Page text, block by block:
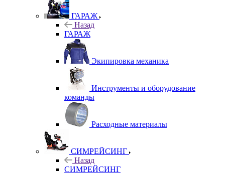
ГАРАЖ
Назад
ГАРАЖ
Экипировка механика
Инструменты и оборудование
команды
Расходные материалы
СИМРЕЙСИНГ
Назад
СИМРЕЙСИНГ